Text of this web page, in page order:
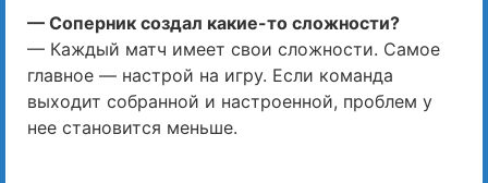
— Соперник создал какие-то сложности?
— Каждый матч имеет свои сложности. Самое
главное — настрой на игру. Если команда
выходит собранной и настроенной, проблем у
нее становится меньше.